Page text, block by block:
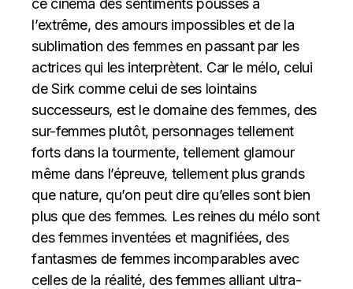
ce cinéma des sentiments poussés à
l’extrême, des amours impossibles et de la
sublimation des femmes en passant par les
actrices qui les interprètent. Car le mélo, celui
de Sirk comme celui de ses lointains
successeurs, est le domaine des femmes, des
sur-femmes plutôt, personnages tellement
forts dans la tourmente, tellement glamour
même dans l’épreuve, tellement plus grands
que nature, qu’on peut dire qu’elles sont bien
plus que des femmes. Les reines du mélo sont
des femmes inventées et magnifiées, des
fantasmes de femmes incomparables avec
celles de la réalité, des femmes alliant ultra-